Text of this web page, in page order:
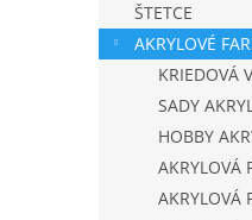
ŠTETCE
AKRYLOVÉ
KRIEDOVÁ
SADY
HOBBY
AKRYLOVÁ
AKRYLOVÁ